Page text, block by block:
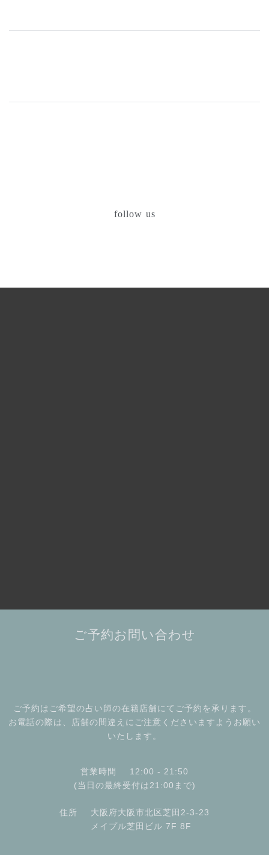
follow us
ご予約お問い合わせ
ご予約はご希望の占い師の在籍店舗にてご予約を承ります。
お電話の際は、店舗の間違えにご注意くださいますようお願い
いたします。
営業時間
12:00 - 21:50
(当日の最終受付は21:00まで)
住所
大阪府大阪市北区芝田2-3-23
メイプル芝田ビル 7F 8F